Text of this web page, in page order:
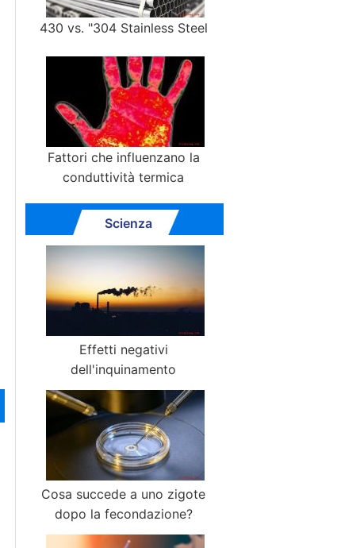
430 vs. "304 Stainless Steel
Fattori che influenzano la
conduttività termica
Scienza
Effetti negativi
dell'inquinamento
Cosa succede a uno zigote
dopo la fecondazione?